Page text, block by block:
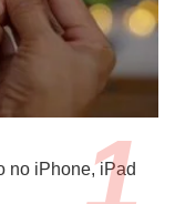
no iPhone, iPad